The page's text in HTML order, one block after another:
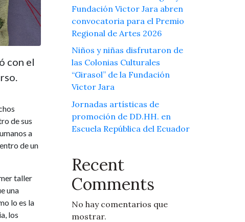
con el
de sus
a
de un
taller
una
lo es la
los
Fundación Victor Jara abren
convocatoria para el Premio
Regional de Artes 2026
Niños y niñas disfrutaron de
las Colonias Culturales
“Girasol” de la Fundación
Victor Jara
Jornadas artísticas de
promoción de DD.HH. en
Escuela República del Ecuador
Recent
Comments
No hay comentarios que
mostrar.